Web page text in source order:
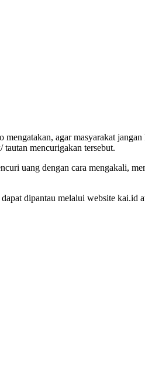
agar masyarakat
mencurigakan tersebut.
uang dengan cara mengakali,
dipantau melalui website